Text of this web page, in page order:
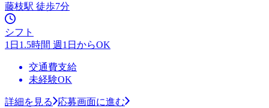
藤枝駅 徒歩7分
シフト
1日1.5時間 週1日からOK
交通費支給
未経験OK
詳細を見る
応募画面に進む